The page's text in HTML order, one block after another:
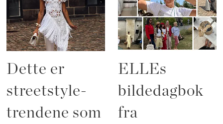
Dette er
streetstyle-
trendene som
ELLEs
bildedagbok
fra